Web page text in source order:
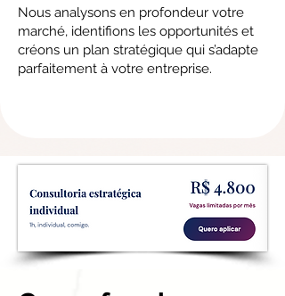
Nous analysons en profondeur votre
marché, identifions les opportunités et
créons un plan stratégique qui s’adapte
parfaitement à votre entreprise.